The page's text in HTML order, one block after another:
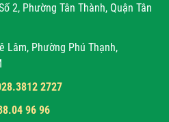
2, Phường Tân Thành, Quận Tân
Lâm, Phường Phú Thạnh,
2727
96 96